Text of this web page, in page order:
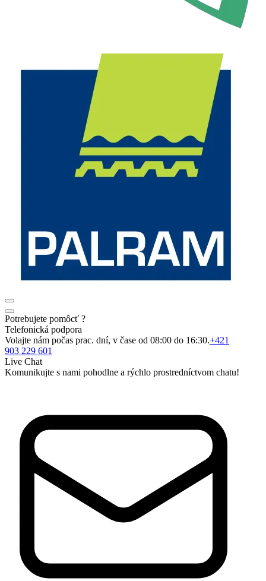
Potrebujete pomôcť ?
Telefonická podpora
Volajte nám počas prac. dní, v čase od 08:00 do 16:30.+421
903 229 601
Live Chat
Komunikujte s nami pohodlne a rýchlo prostredníctvom chatu!